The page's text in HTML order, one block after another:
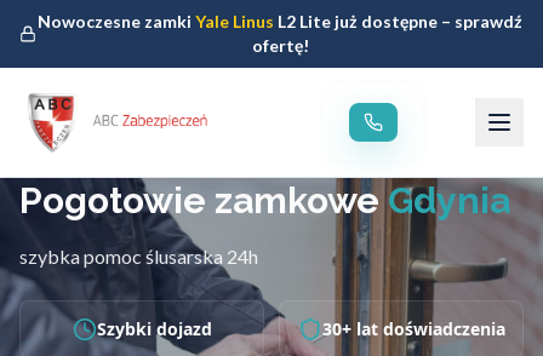
Nowoczesne zamkiYale Linus L2 Lite już dostępne – sprawdź
ofertę!
Pogotowie zamkowe Gdynia
szybka pomoc ślusarska 24h
Szybki dojazd 30+ lat doświadczenia